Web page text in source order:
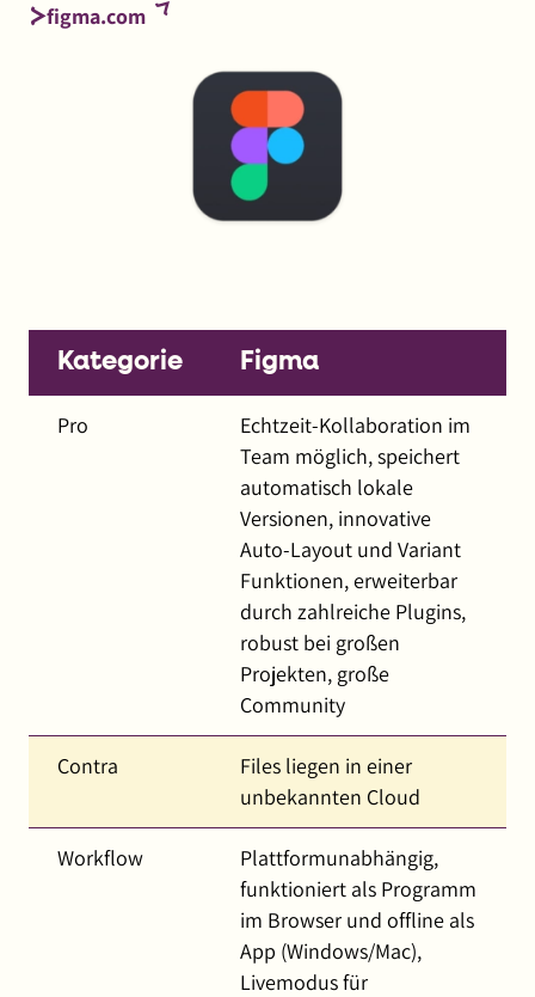
figma.com(externer
öffnet
Kategorie Figma
Pro
Echtzeit-Kollaboration im
Team möglich, speichert
automatisch lokale
Versionen, innovative
Auto-Layout und Variant
Funktionen, erweiterbar
durch zahlreiche Plugins,
robust bei großen
Projekten, große
Community
Contra
Files liegen in einer
unbekannten Cloud
Workflow
Plattformunabhängig,
funktioniert als Programm
im Browser und offline als
App (Windows/Mac),
Livemodus für